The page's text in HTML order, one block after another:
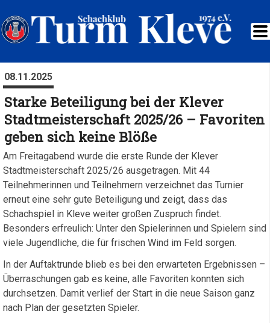
08.11.2025
Starke Beteiligung bei der Klever
Stadtmeisterschaft 2025/26 – Favoriten
geben sich keine Blöße
Am Freitagabend wurde die erste Runde der Klever
Stadtmeisterschaft 2025/26 ausgetragen. Mit 44
Teilnehmerinnen und Teilnehmern verzeichnet das Turnier
erneut eine sehr gute Beteiligung und zeigt, dass das
Schachspiel in Kleve weiter großen Zuspruch findet.
Besonders erfreulich: Unter den Spielerinnen und Spielern sind
viele Jugendliche, die für frischen Wind im Feld sorgen.
In der Auftaktrunde blieb es bei den erwarteten Ergebnissen –
Überraschungen gab es keine, alle Favoriten konnten sich
durchsetzen. Damit verlief der Start in die neue Saison ganz
nach Plan der gesetzten Spieler.